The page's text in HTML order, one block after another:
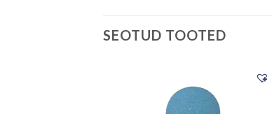
SEOTUD TOOTED